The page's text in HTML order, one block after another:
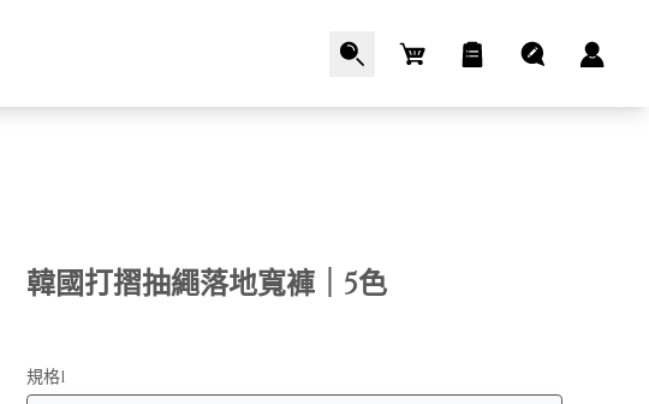
Cart
韓國打摺抽繩落地寬褲｜5色
規格1